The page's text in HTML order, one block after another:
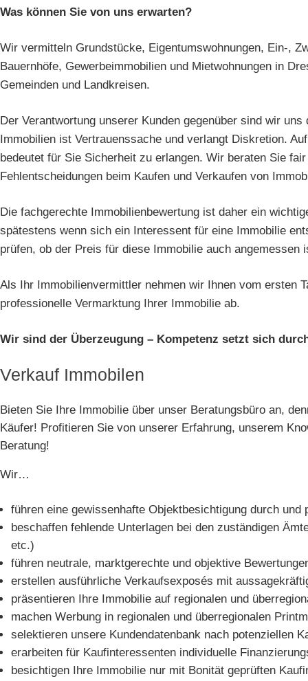
Was können Sie von uns erwarten?
Wir vermitteln Grundstücke, Eigentumswohnungen, Ein-,
Bauernhöfe, Gewerbeimmobilien und Mietwohnungen in
Gemeinden und Landkreisen.
Der Verantwortung unserer Kunden gegenüber sind wir
Immobilien ist Vertrauenssache und verlangt Diskretion.
bedeutet für Sie Sicherheit zu erlangen. Wir beraten Sie
Fehlentscheidungen beim Kaufen und Verkaufen von
Die fachgerechte Immobilienbewertung ist daher ein
spätestens wenn sich ein Interessent für eine Immobilie
prüfen, ob der Preis für diese Immobilie auch angemessen
Als Ihr Immobilienvermittler nehmen wir Ihnen vom ersten
professionelle Vermarktung Ihrer Immobilie ab.
Wir sind der Überzeugung – Kompetenz setzt sich
Verkauf Immobilen
Bieten Sie Ihre Immobilie über unser Beratungsbüro an,
Käufer! Profitieren Sie von unserer Erfahrung, unserem
Beratung!
Wir…
führen eine gewissenhafte Objektbesichtigung durch und
beschaffen fehlende Unterlagen bei den zuständigen
etc.)
führen neutrale, marktgerechte und objektive
erstellen ausführliche Verkaufsexposés mit
präsentieren Ihre Immobilie auf regionalen und
machen Werbung in regionalen und überregionalen
selektieren unsere Kundendatenbank nach potenziellen
erarbeiten für Kaufinteressenten individuelle
besichtigen Ihre Immobilie nur mit Bonität geprüften